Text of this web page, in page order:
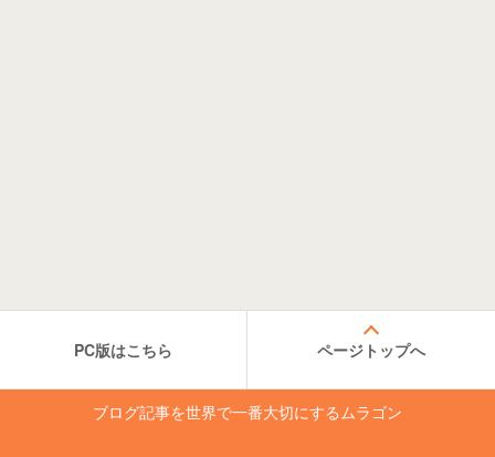
PC版はこちら ページトップへ
ブログ記事を世界で一番大切にするムラゴン